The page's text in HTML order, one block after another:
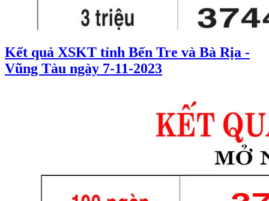
Kết quả XSKT tỉnh Bến Tre và Bà Rịa -
Vũng Tàu ngày 7-11-2023